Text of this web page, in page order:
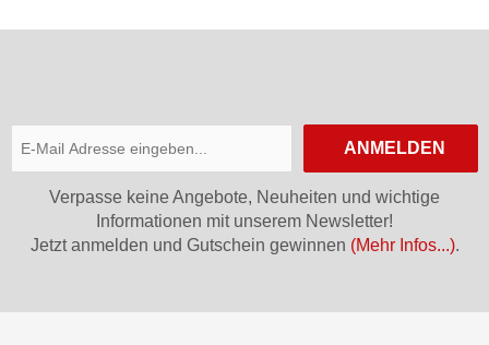
ANMELDEN
Verpasse keine Angebote, Neuheiten und wichtige
Informationen mit unserem Newsletter!
Jetzt anmelden und Gutschein gewinnen (Mehr Infos...).